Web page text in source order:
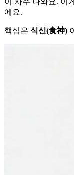
에요.
핵심은 식신(食神)